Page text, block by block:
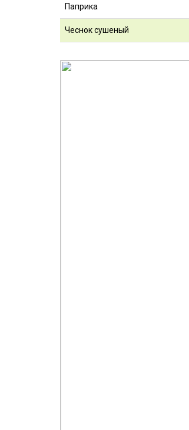
Паприка
Чеснок сушеный